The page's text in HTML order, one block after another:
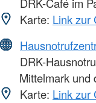
DRK-Café im
Karte: Link zur
DRK-
Mittelmark und
Karte: Link zur